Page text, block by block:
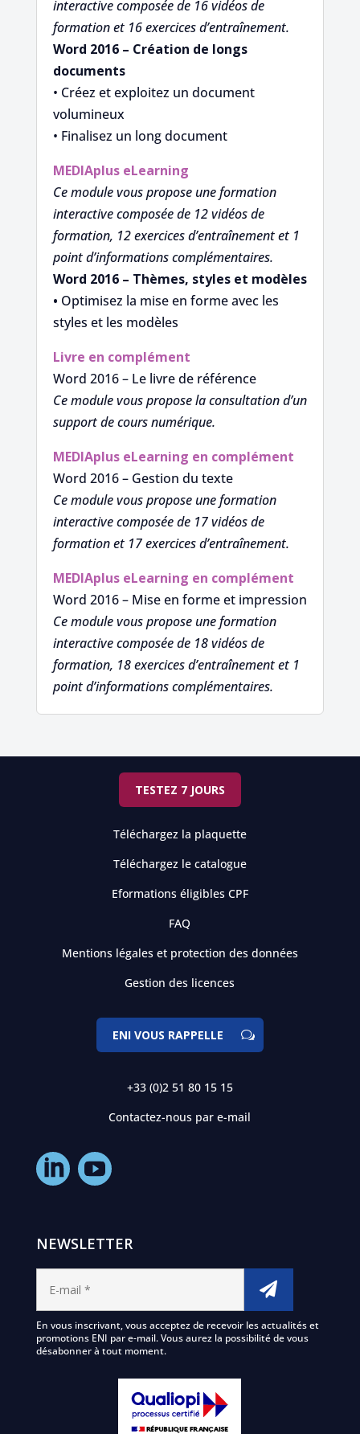
interactive composée de 16 vidéos de
formation et 16 exercices d’entraînement.
Word 2016 – Création de longs
documents
• Créez et exploitez un document
volumineux
• Finalisez un long document
MEDIAplus eLearning
Ce module vous propose une formation
interactive composée de 12 vidéos de
formation, 12 exercices d’entraînement et 1
point d’informations complémentaires.
Word 2016 – Thèmes, styles et modèles
• Optimisez la mise en forme avec les
styles et les modèles
Livre en complément
Word 2016 – Le livre de référence
Ce module vous propose la consultation d’un
support de cours numérique.
MEDIAplus eLearning en complément
Word 2016 – Gestion du texte
Ce module vous propose une formation
interactive composée de 17 vidéos de
formation et 17 exercices d’entraînement.
MEDIAplus eLearning en complément
Word 2016 – Mise en forme et impression
Ce module vous propose une formation
interactive composée de 18 vidéos de
formation, 18 exercices d’entraînement et 1
point d’informations complémentaires.
TESTEZ 7 JOURS
Téléchargez la plaquette
Téléchargez le catalogue
Eformations éligibles CPF
FAQ
Mentions légales et protection des données
Gestion des licences
ENI VOUS RAPPELLE
+33 (0)2 51 80 15 15
Contactez-nous par e-mail
NEWSLETTER
En vous inscrivant, vous acceptez de recevoir les actualités et
promotions ENI par e-mail. Vous aurez la possibilité de vous
désabonner à tout moment.